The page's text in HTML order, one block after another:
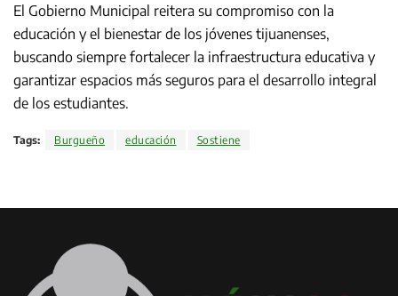
El Gobierno Municipal reitera su compromiso con la
educación y el bienestar de los jóvenes tijuanenses,
buscando siempre fortalecer la infraestructura educativa y
garantizar espacios más seguros para el desarrollo integral
de los estudiantes.
Tags: Burgueño educación Sostiene